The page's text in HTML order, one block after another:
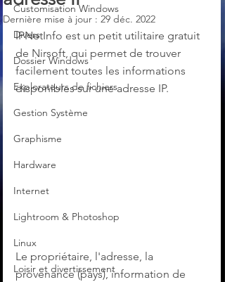
Customisation Windows
Divers
Dossier Windows
Explorateurs de fichiers
Gestion Système
Graphisme
Hardware
Internet
Lightroom & Photoshop
Linux
Loisir et divertissement
Dernière mise à jour : 29 déc. 2022
IPNetInfo est un petit utilitaire gratuit
de Nirsoft, qui permet de trouver
facilement toutes les informations
disponibles sur une adresse IP.
Le propriétaire, l'adresse, la
provenance (pays), information de